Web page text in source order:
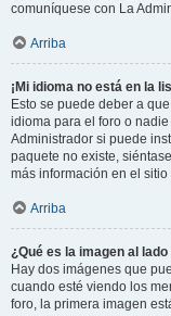
comuníquese con La
Arriba
¡Mi idioma no está en la
Esto se puede deber a
idioma para el foro o
Administrador si puede
paquete no existe,
más información en el sitio
Arriba
¿Qué es la imagen al
Hay dos imágenes que
cuando esté viendo los
foro, la primera imagen